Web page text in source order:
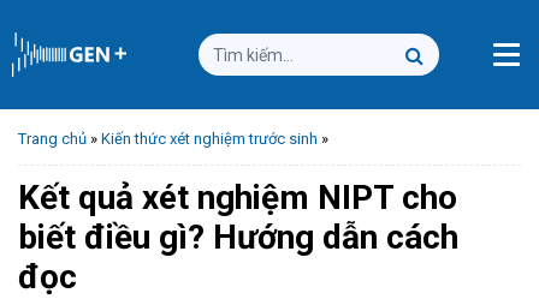
Trang chủ » Kiến thức xét nghiệm trước sinh »
Kết quả xét nghiệm NIPT cho
biết điều gì? Hướng dẫn cách
đọc